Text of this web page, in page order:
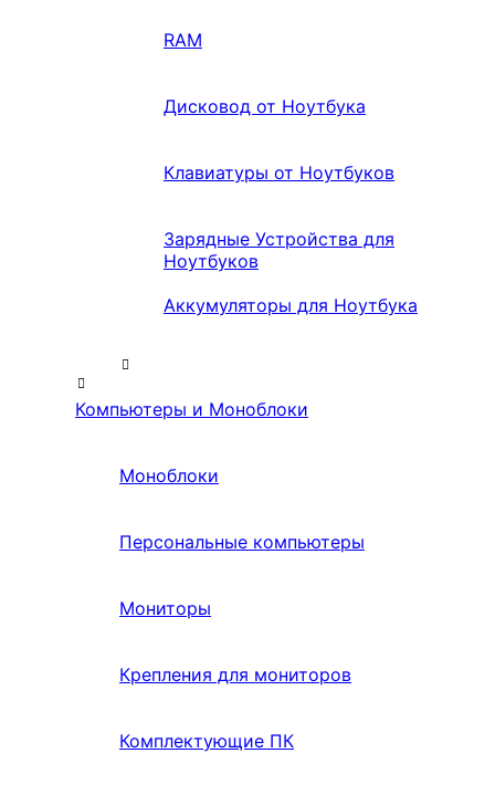
RAM
Дисковод от Ноутбука
Клавиатуры от Ноутбуков
Зарядные Устройства для
Ноутбуков
Аккумуляторы для Ноутбука
Компьютеры и Моноблоки
Моноблоки
Персональные компьютеры
Мониторы
Крепления для мониторов
Комплектующие ПК